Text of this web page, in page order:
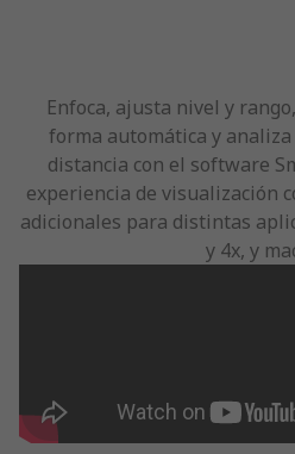
Enfoca, ajusta nivel y
forma automática y
distancia con el software
experiencia de visualización
adicionales para distintas
y 4x, y